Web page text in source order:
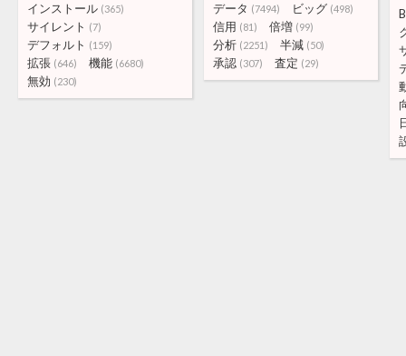
インストール (365)
サイレント (7)
デフォルト (159)
拡張 (646) 機能 (6680)
無効 (230)
データ (7494) ビッグ (498)
信用 (81) 倍増 (99)
分析 (2251) 半減 (50)
承認 (307) 査定 (29)